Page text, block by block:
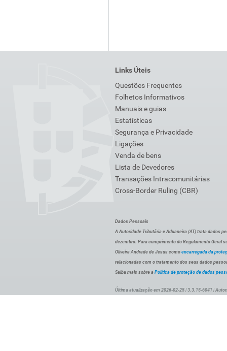
Links Úteis
Questões Frequentes
Folhetos Informativos
Manuais e guias
Estatísticas
Segurança e Privacidade
Ligações
Venda de bens
Lista de Devedores
Transações Intracomunitárias
Cross-Border Ruling (CBR)
Dados Pessoais
A Autoridade Tributária e Aduaneira (AT) trata dados
dezembro. Para cumprimento do Regulamento Geral
Oliveira Andrade de Jesus como encarregada da
relacionadas com o tratamento dos seus dados
Saiba mais sobre a Política de proteção de dados
Última atualização em 2026-02-25 | 3.3.15-6041 |